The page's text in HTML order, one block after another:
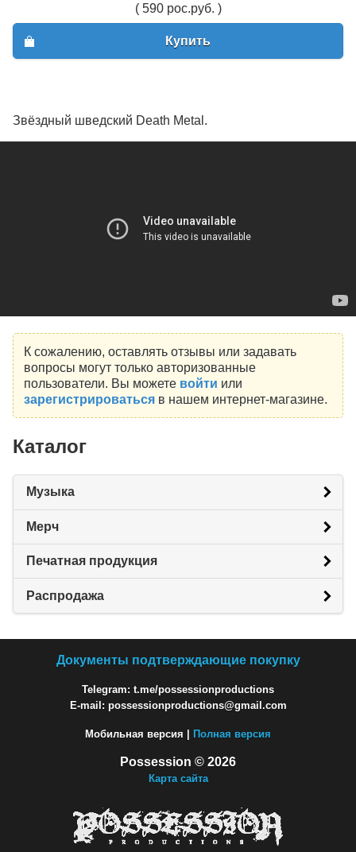
( 590 рос.руб. )
Купить
Звёздный шведский Death Metal.
К сожалению, оставлять отзывы или задавать
вопросы могут только авторизованные
пользователи. Вы можете войти или
зарегистрироватьсяв нашем интернет-магазине.
Каталог
Музыка
Мерч
Печатная продукция
Распродажа
Документы подтверждающие покупку
Telegram: t.me/possessionproductions
E-mail: possessionproductions@gmail.com
Мобильная версия | Полная версия
Possession © 2026
Карта сайта